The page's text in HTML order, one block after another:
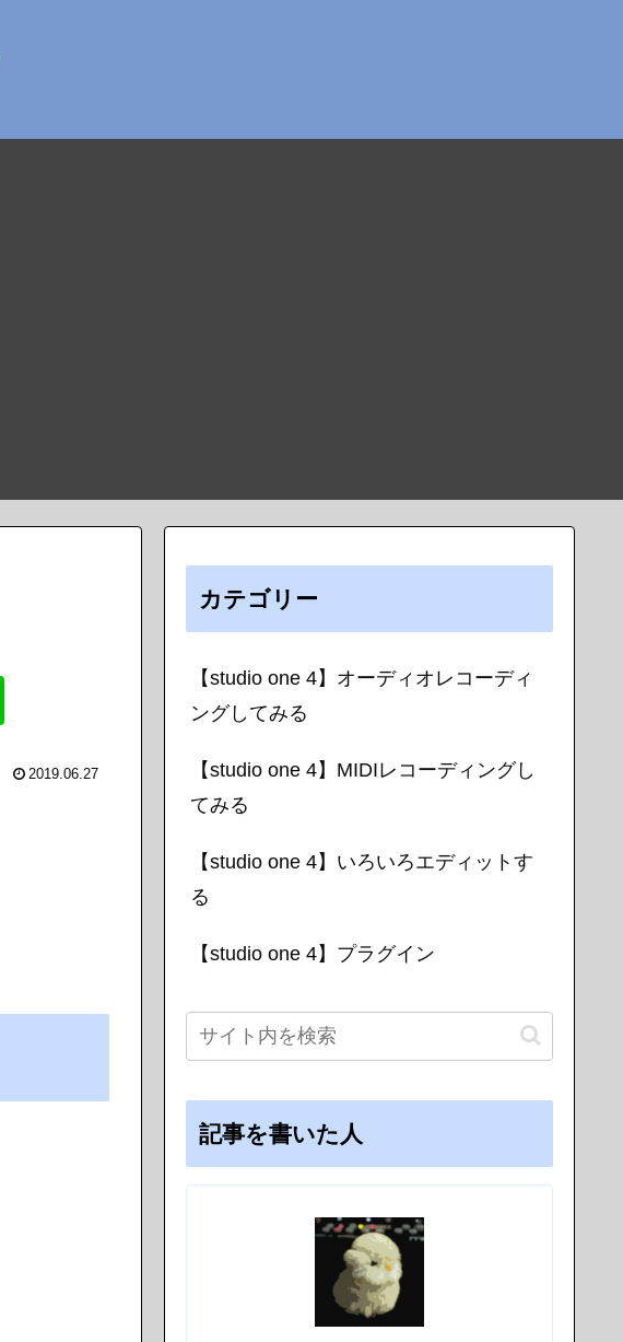
2019.06.27
カテゴリー
【studio one 4】オーディオレコーディ
ングしてみる
【studio one 4】MIDIレコーディングし
てみる
【studio one 4】いろいろエディットす
る
【studio one 4】プラグイン
記事を書いた人